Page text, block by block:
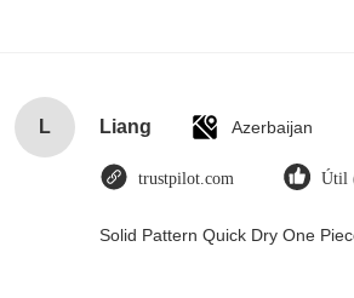
L Liang Azerbaijan
trustpilot.com Útil
Solid Pattern Quick Dry One